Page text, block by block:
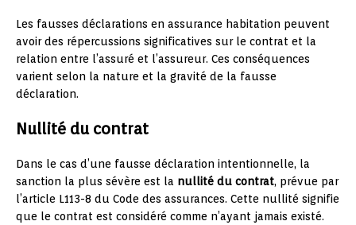
Les fausses déclarations en assurance habitation peuvent
avoir des répercussions significatives sur le contrat et la
relation entre l’assuré et l’assureur. Ces conséquences
varient selon la nature et la gravité de la fausse
déclaration.
Nullité du contrat
Dans le cas d’une fausse déclaration intentionnelle, la
sanction la plus sévère est la nullité du contrat, prévue par
l’article L113-8 du Code des assurances. Cette nullité signifie
que le contrat est considéré comme n’ayant jamais existé.